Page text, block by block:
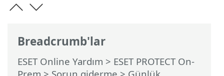
Breadcrumb'lar
ESET Online Yardım > ESET PROTECT On-